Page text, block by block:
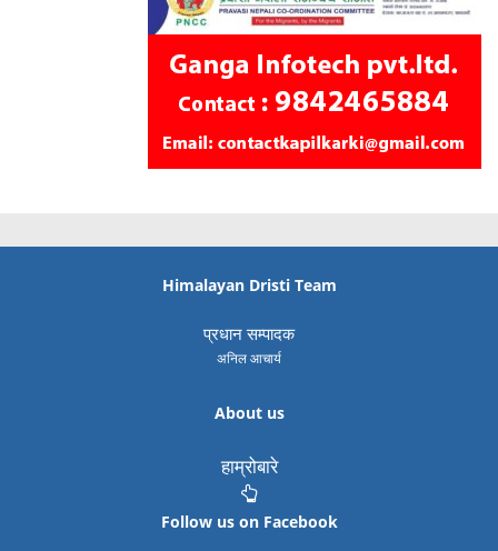
Himalayan Dristi Team
प्रधान सम्पादक
अनिल आचार्य
About us
हाम्रोबारे
Follow us on Facebook